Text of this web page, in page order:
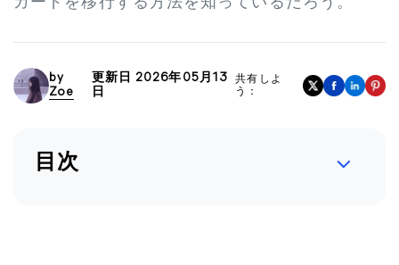
by
Zoe
更新日 2026年05月13
日
共有しよ
う：
目次